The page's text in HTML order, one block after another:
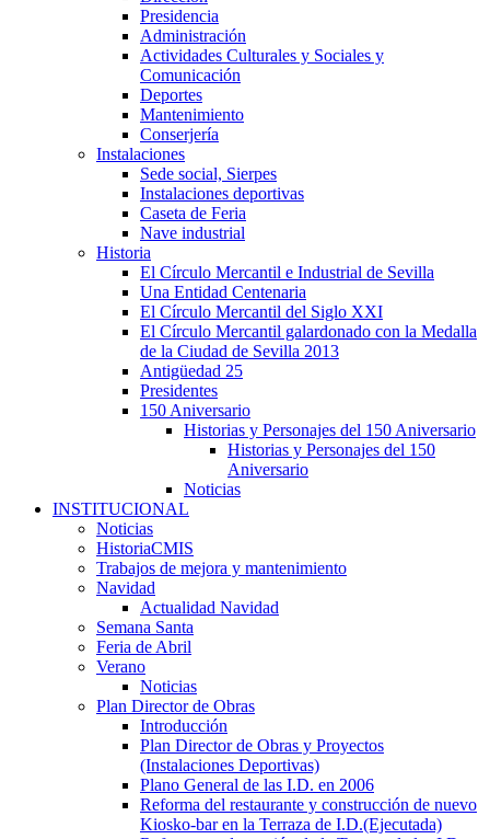
Presidencia
Administración
Actividades Culturales y Sociales y
Comunicación
Deportes
Mantenimiento
Conserjería
Instalaciones
Sede social, Sierpes
Instalaciones deportivas
Caseta de Feria
Nave industrial
Historia
El Círculo Mercantil e Industrial de Sevilla
Una Entidad Centenaria
El Círculo Mercantil del Siglo XXI
El Círculo Mercantil galardonado con la Medalla
de la Ciudad de Sevilla 2013
Antigüedad 25
Presidentes
150 Aniversario
Historias y Personajes del 150 Aniversario
Historias y Personajes del 150
Aniversario
Noticias
INSTITUCIONAL
Noticias
HistoriaCMIS
Trabajos de mejora y mantenimiento
Navidad
Actualidad Navidad
Semana Santa
Feria de Abril
Verano
Noticias
Plan Director de Obras
Introducción
Plan Director de Obras y Proyectos
(Instalaciones Deportivas)
Plano General de las I.D. en 2006
Reforma del restaurante y construcción de nuevo
Kiosko-bar en la Terraza de I.D.(Ejecutada)